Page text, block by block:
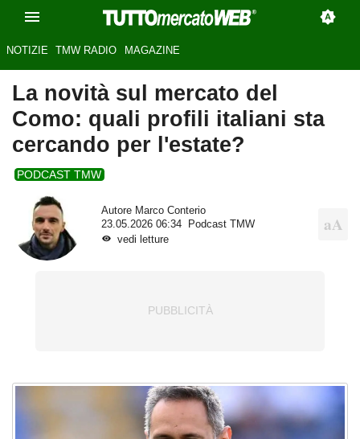
NOTIZIE TMW RADIO MAGAZINE
La novità sul mercato del
Como: quali profili italiani sta
cercando per l'estate?
PODCAST TMW
Autore Marco Conterio
23.05.2026 06:34
Podcast TMW
vedi letture